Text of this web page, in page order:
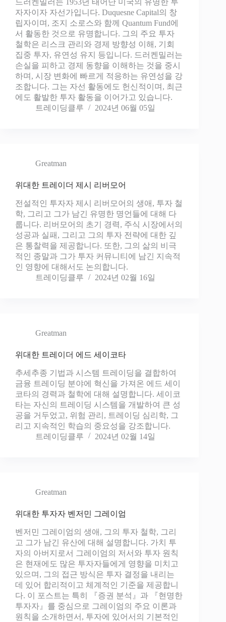
드러켄밀러는 1953년 태어난 미국의 유명한 투
자자이자 자선가입니다. Duquesne Capital의 창
립자이며, 조지 소로스와 함께 Quantum Fund에
서 활동한 것으로 유명합니다. 그의 주요 투자
철학은 리스크 관리와 경제 방향성 이해, 기회
집중 투자, 유연성 유지 등입니다. 드러켄밀러는
손실을 피하고 경제 동향을 이해하는 것을 중시
하며, 시장 변화에 빠르게 적응하는 유연성을 강
조합니다. 그는 자선 활동에도 헌신적이며, 최근
에도 활발한 투자 활동을 이어가고 있습니다.
트레이딩클루
2024년 06월 05일
Greatman
위대한 트레이더 제시 리버모어
전설적인 투자자 제시 리버모어의 생애, 투자 철
학, 그리고 그가 남긴 유명한 명언들에 대해 다
룹니다. 리버모어의 초기 경력, 주식 시장에서의
성공과 실패, 그리고 그의 투자 전략에 대한 깊
은 통찰력을 제공합니다. 또한, 그의 삶의 비극
적인 종말과 그가 투자 커뮤니티에 남긴 지속적
인 영향에 대해서도 논의합니다.
트레이딩클루
2024년 02월 16일
Greatman
위대한 트레이더 에드 세이코타
추세추종 기법과 시스템 트레이딩을 결합하여
금융 트레이딩 분야에 혁신을 가져온 에드 세이
코타의 경력과 철학에 대해 설명합니다. 세이코
타는 자신의 트레이딩 시스템을 개발하여 큰 성
공을 거두었고, 위험 관리, 트레이딩 심리학, 그
리고 지속적인 학습의 중요성을 강조합니다.
트레이딩클루
2024년 02월 14일
Greatman
위대한 투자자 벤저민 그레이엄
벤저민 그레이엄의 생애, 그의 투자 철학, 그리
고 그가 남긴 유산에 대해 설명합니다. 가치 투
자의 아버지로서 그레이엄의 저서와 투자 원칙
은 현재에도 많은 투자자들에게 영향을 미치고
있으며, 그의 접근 방식은 투자 결정을 내리는
데 있어 합리적이고 체계적인 기준을 제공합니
다. 이 포스트는 특히 『증권 분석』과 『현명한
투자자』를 중심으로 그레이엄의 주요 이론과
원칙을 소개하면서, 투자에 있어서의 기본적인